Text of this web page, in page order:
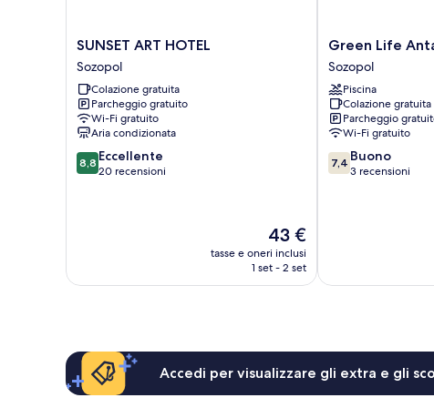
SUNSET
ART
HOTEL
Sozopol
SUNSET ART HOTEL
Sozopol
Colazione gratuita
Parcheggio gratuito
Wi-Fi gratuito
Aria condizionata
8.8
su
8,8 Eccellente
20 recensioni
Il
prezzo
attuale
43 €
tasse e oneri inclusi
1 set - 2 set
Green
Life
Antares
Sozopol
Sozopol
Green Life
Sozopol
Piscina
Colazione gratuita
Parcheggio
Wi-Fi gratuito
7.4
su
7,4 Buono
3 recensioni
Accedi per visualizzare gli extra e gli